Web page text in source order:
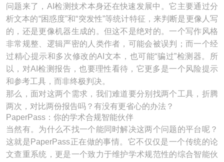
问题来了，AI检测技术本身还在快速发展中。它主要通过分
析文本的“困惑度”和“突发性”等统计特征，来判断是更像人写
的，还是更像机器生成的。但这不是绝对的。一个写作风格
非常规整、逻辑严密的人类作者，可能会被误判；而一个经
过精心提示和多次修改的AI文本，也可能“骗过”检测器。所
以，对AI检测报告，也要理性看待，它更多是一个风险提示
和参考工具，而非终极判决。
那么，面对这两个需求，我们难道要分别找两个工具，折腾
两次，对比两份报告吗？有没有更省心的办法？
PaperPass：你的学术合规智能伙伴
当然有。为什么不找一个能同时解决这两个问题的平台呢？
这就是PaperPass正在做的事情。它不仅仅是一个传统的论
文查重系统，更是一个致力于维护学术规范性的综合智能伙